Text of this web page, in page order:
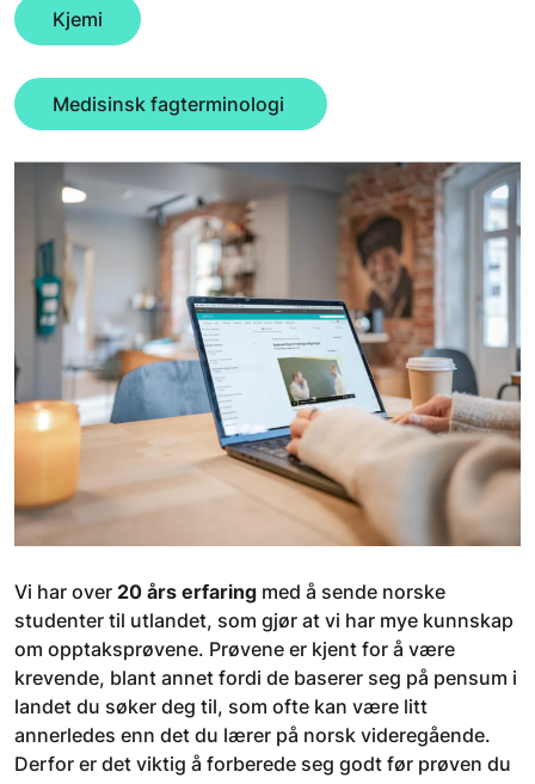
Kjemi
Medisinsk fagterminologi
Vi har over 20 års erfaring med å sende norske
studenter til utlandet, som gjør at vi har mye kunnskap
om opptaksprøvene. Prøvene er kjent for å være
krevende, blant annet fordi de baserer seg på pensum i
landet du søker deg til, som ofte kan være litt
annerledes enn det du lærer på norsk videregående.
Derfor er det viktig å forberede seg godt før prøven du